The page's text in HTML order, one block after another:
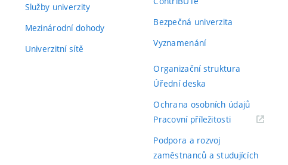
with literature.
the academic year and every time, he
He was always well prepared for the meetings.
U posledního bodu zadání mi však v práci
se podařilo odstranit falešné nebo nepřesné
jazyce C. Na druhou stranu student své řešení
než zadání požadovalo, a proto se jedná
požadavky splňuje, avšak obvyklého rozsahu
Služby univerzity
Mezinárodní dohody
Univerzitní sítě
Bezpečná univerzita
Vyznamenání
Organizační struktura
Úřední deska
Ochrana osobních údajů
Pracovní příležitosti(externí
Podpora a rozvoj
zaměstnanců a studujících